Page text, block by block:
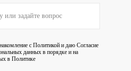
с Политикой и даю Согласие
данных в порядке и на
в Политике